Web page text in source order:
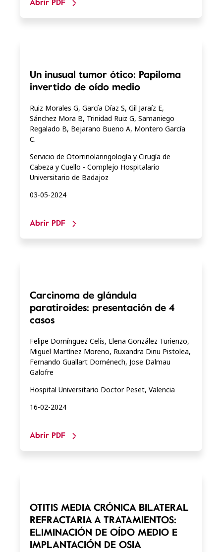
Un inusual tumor ótico: Papiloma
invertido de oído medio
Ruiz Morales G, García Díaz S, Gil Jaraíz E,
Sánchez Mora B, Trinidad Ruiz G, Samaniego
Regalado B, Bejarano Bueno A, Montero García
C.
Servicio de Otorrinolaringología y Cirugía de
Cabeza y Cuello - Complejo Hospitalario
Universitario de Badajoz
03-05-2024
Abrir PDF
Carcinoma de glándula
paratiroides: presentación de 4
casos
Felipe Domínguez Celis, Elena González Turienzo,
Miguel Martínez Moreno, Ruxandra Dinu Pistolea,
Fernando Guallart Doménech, Jose Dalmau
Galofre
Hospital Universitario Doctor Peset, Valencia
16-02-2024
Abrir PDF
OTITIS MEDIA CRÓNICA BILATERAL
REFRACTARIA A TRATAMIENTOS:
ELIMINACIÓN DE OÍDO MEDIO E
IMPLANTACIÓN DE OSIA